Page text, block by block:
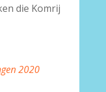
die Komrij
2020